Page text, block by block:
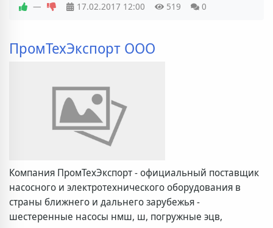
— 17.02.2017 12:00 519 0
ПромТехЭкспорт ООО
Компания ПромТехЭкспорт - официальный поставщик
насосного и электротехнического оборудования в
страны ближнего и дальнего зарубежья -
шестеренные насосы нмш, ш, погружные эцв,